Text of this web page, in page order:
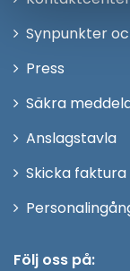
Synpunkter
Press
fönster
Säkra
Anslagstavla
Skicka
Följ oss på: